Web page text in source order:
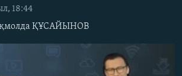
18:44
ҚҰСАЙЫНОВ